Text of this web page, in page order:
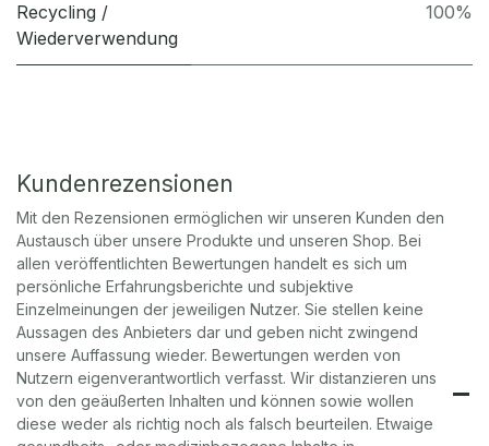
Recycling /
Wiederverwendung
100%
Kundenrezensionen
Mit den Rezensionen ermöglichen wir unseren Kunden den
Austausch über unsere Produkte und unseren Shop. Bei
allen veröffentlichten Bewertungen handelt es sich um
persönliche Erfahrungsberichte und subjektive
Einzelmeinungen der jeweiligen Nutzer. Sie stellen keine
Aussagen des Anbieters dar und geben nicht zwingend
unsere Auffassung wieder. Bewertungen werden von
Nutzern eigenverantwortlich verfasst. Wir distanzieren uns
von den geäußerten Inhalten und können sowie wollen
diese weder als richtig noch als falsch beurteilen. Etwaige